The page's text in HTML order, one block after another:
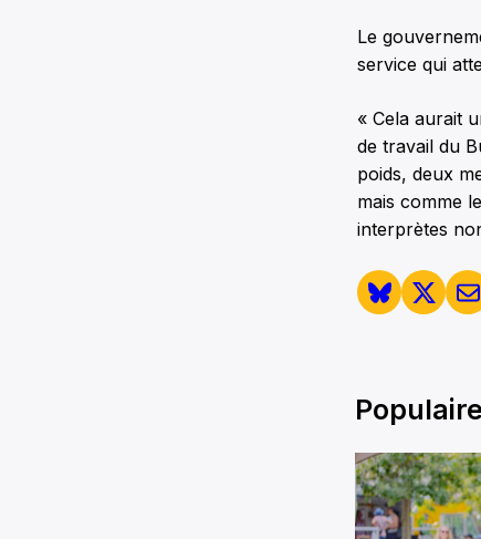
Le
service qui
« Cela aurait
de travail du
poids, deux
mais comme
interprètes